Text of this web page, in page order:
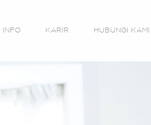
INFO KARIR HUBUNGI KAMI